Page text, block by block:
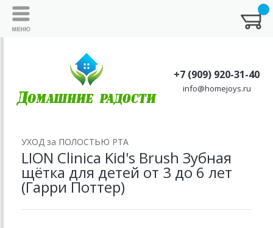
+7 (909) 920-31-40
info@homejoys.ru
УХОД за ПОЛОСТЬЮ РТА
LION Clinica Kid's Brush Зубная
щётка для детей от 3 до 6 лет
(Гарри Поттер)